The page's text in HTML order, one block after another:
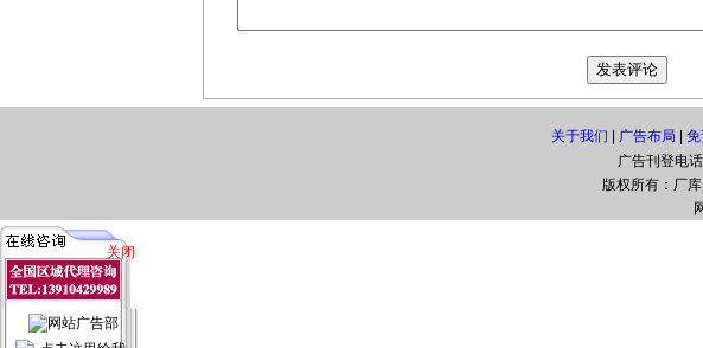
关于我们 广告布局 免
广告刊登电
版权所有：厂
关闭